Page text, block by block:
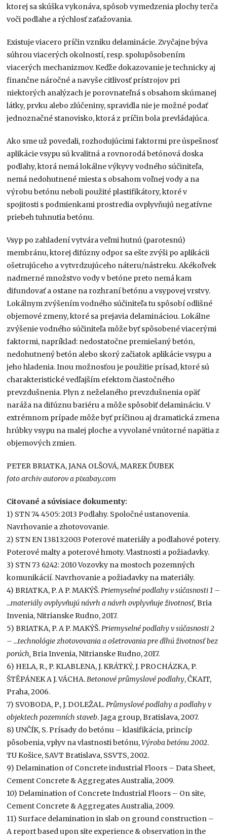
ktorej sa skúška vykonáva, spôsob vymedzenia plochy terča
voči podlahe a rýchlosť zaťažovania.
Existuje viacero príčin vzniku delaminácie. Zvyčajne býva
súhrou viacerých okolností, resp. spolupôsobením
viacerých mechanizmov. Keďže dokazovanie je technicky aj
finančne náročné a navyše citlivosť prístrojov pri
niektorých analýzach je porovnateľná s obsahom skúmanej
látky, prvku alebo zlúčeniny, spravidla nie je možné podať
jednoznačné stanovisko, ktorá z príčin bola prevládajúca.
Ako sme už povedali, rozhodujúcimi faktormi pre úspešnosť
aplikácie vsypu sú kvalitná a rovnorodá betónová doska
podlahy, ktorá nemá lokálne výkyvy vodného súčiniteľa,
nemá nedohutnené miesta s obsahom voľnej vody a na
výrobu betónu neboli použité plastifikátory, ktoré v
spojitosti s podmienkami prostredia ovplyvňujú negatívne
priebeh tuhnutia betónu.
Vsyp po zahladení vytvára veľmi hutnú (parotesnú)
membránu, ktorej difúzny odpor sa ešte zvýši po aplikácii
ošetrujúceho a vytvrdzujúceho náteru/nástreku. Akékoľvek
nadmerné množstvo vody v betóne preto nemá kam
difundovať a ostane na rozhraní betónu a vsypovej vrstvy.
Lokálnym zvýšením vodného súčiniteľa tu spôsobí odlišné
objemové zmeny, ktoré sa prejavia delamináciou. Lokálne
zvýšenie vodného súčiniteľa môže byť spôsobené viacerými
faktormi, napríklad: nedostatočne premiešaný betón,
nedohutnený betón alebo skorý začiatok aplikácie vsypu a
jeho hladenia. Inou možnosťou je použitie prísad, ktoré sú
charakteristické vedľajším efektom čiastočného
prevzdušnenia. Plyn z neželaného prevzdušnenia opäť
naráža na difúznu bariéru a môže spôsobiť delamináciu. V
extrémnom prípade môže byť príčinou aj dramatická zmena
hrúbky vsypu na malej ploche a vyvolané vnútorné napätia z
objemových zmien.
PETER BRIATKA, JANA OLŠOVÁ, MAREK ĎUBEK
foto archiv autorov a pixabay.com
Citované a súvisiace dokumenty:
1) STN 74 4505: 2013 Podlahy. Spoločné ustanovenia.
Navrhovanie a zhotovovanie.
2) STN EN 13813:2003 Poterové materiály a podlahové potery.
Poterové malty a poterové hmoty. Vlastnosti a požiadavky.
3) STN 73 6242: 2010 Vozovky na mostoch pozemných
komunikácií. Navrhovanie a požiadavky na materiály.
4) BRIATKA, P. A P. MAKÝŠ.Priemyselné podlahy v súčasnosti 1 –
…materiály ovplyvňujú návrh a návrh ovplyvňuje životnosť,Bria
Invenia, Nitrianske Rudno, 2017.
5) BRIATKA, P. A P. MAKÝŠ.Priemyselné podlahy v súčasnosti 2
– …technológie zhotovovania a ošetrovania pre dlhú životnosť bez
porúch,Bria Invenia, Nitrianske Rudno, 2017.
6) HELA, R., P. KLABLENA, J. KRÁTKÝ, J. PROCHÁZKA, P.
ŠTĚPÁNEK A J. VÁCHA.Betonové průmyslové podlahy, ČKAIT,
Praha, 2006.
7) SVOBODA, P., J. DOLEŽAL.Průmyslové podlahy a podlahy v
objektech pozemních staveb. Jaga group, Bratislava, 2007.
8) UNČÍK, S. Prísady do betónu – klasifikácia, princíp
pôsobenia, vplyv na vlastnosti betónu,Výroba betónu 2002.
TU Košice, SAVT Bratislava, SSVTS, 2002.
9) Delamination of Concrete industrial Floors – Data Sheet,
Cement Concrete & Aggregates Australia, 2009.
10) Delamination of Concrete Industrial Floors – On site,
Cement Concrete & Aggregates Australia, 2009.
11) Surface delamination in slab on ground construction –
A report based upon site experience & observation in the